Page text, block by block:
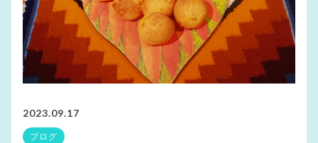
2023.09.17
ブログ